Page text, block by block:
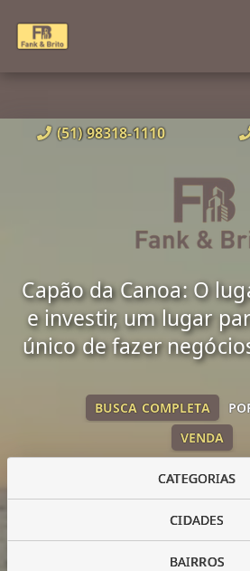
(51) 98318-1110
Capão da Canoa: O
e investir, um lugar
único de fazer
VENDA
BUSCA COMPLETA
CATEGORIAS
CIDADES
BAIRROS